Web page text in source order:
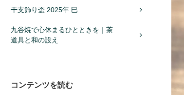
干支飾り盃 2025年 巳
九谷焼で心休まるひとときを｜茶
道具と和の設え
コンテンツを読む